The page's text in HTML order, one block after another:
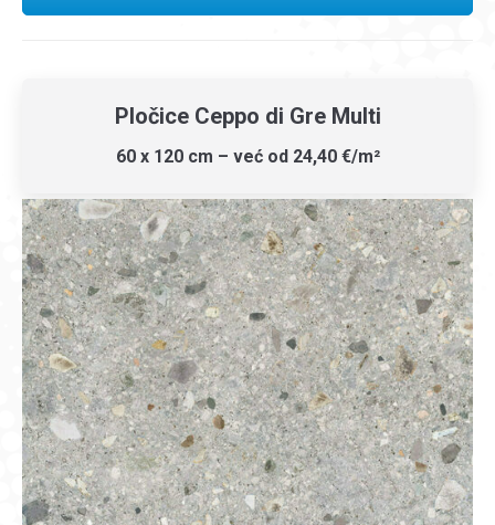
Pločice Ceppo di Gre Multi
60 x 120 cm – već od 24,40 €/m²